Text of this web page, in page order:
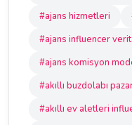
#ajans hizmetleri
#ajans influencer
#ajans komisyon
#akıllı buzdolabı
#akıllı ev aletleri